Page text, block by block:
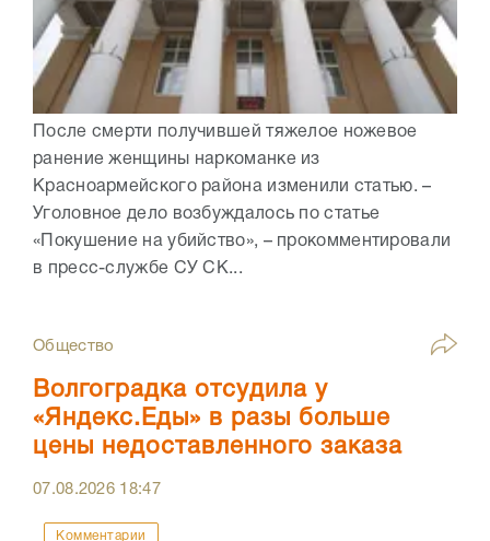
После смерти получившей тяжелое ножевое
ранение женщины наркоманке из
Красноармейского района изменили статью. –
Уголовное дело возбуждалось по статье
«Покушение на убийство», – прокомментировали
в пресс-службе СУ СК...
Общество
Волгоградка отсудила у
«Яндекс.Еды» в разы больше
цены недоставленного заказа
07.08.2026 18:47
Комментарии